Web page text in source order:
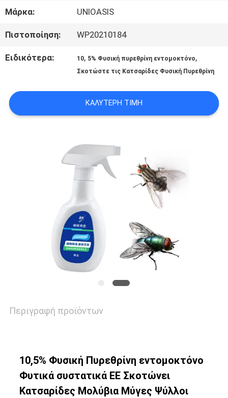
ΈΛΕΓΧΟΣ
ΕΙΔΉΣΕΙΣ
ΖΗΤΉΣΤΕ
SITEMAP
Μάρκα: UNIOASIS
Πιστοποίηση: WP20210184
Ειδικότερα: 10, 5% Φυσική πυρεθρίνη εντομοκτόνο,
Σκοτώστε τις Κατσαρίδες Φυσική Πυρεθρίνη
ΚΑΛΎΤΕΡΗ ΤΙΜΉ
Περιγραφή προϊόντων
10,5% Φυσική Πυρεθρίνη εντομοκτόνο
Φυτικά συστατικά ΕΕ Σκοτώνει
Κατσαρίδες Μολύβια Μύγες Ψύλλοι